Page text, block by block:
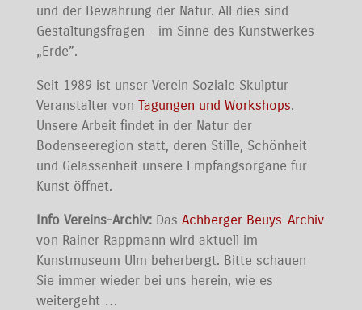
und der Bewahrung der Natur. All dies sind
Gestaltungsfragen – im Sinne des Kunstwerkes
„Erde”.
Seit 1989 ist unser Verein Soziale Skulptur
Veranstalter von Tagungen und Workshops.
Unsere Arbeit findet in der Natur der
Bodenseeregion statt, deren Stille, Schönheit
und Gelassenheit unsere Empfangsorgane für
Kunst öffnet.
Info Vereins-Archiv:Das Achberger Beuys-Archiv
von Rainer Rappmann wird aktuell im
Kunstmuseum Ulm beherbergt. Bitte schauen
Sie immer wieder bei uns herein, wie es
weitergeht …